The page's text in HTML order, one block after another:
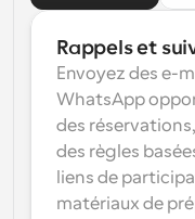
Rappels et
Envoyez des e-
WhatsApp
des
des règles
liens de
matériaux de